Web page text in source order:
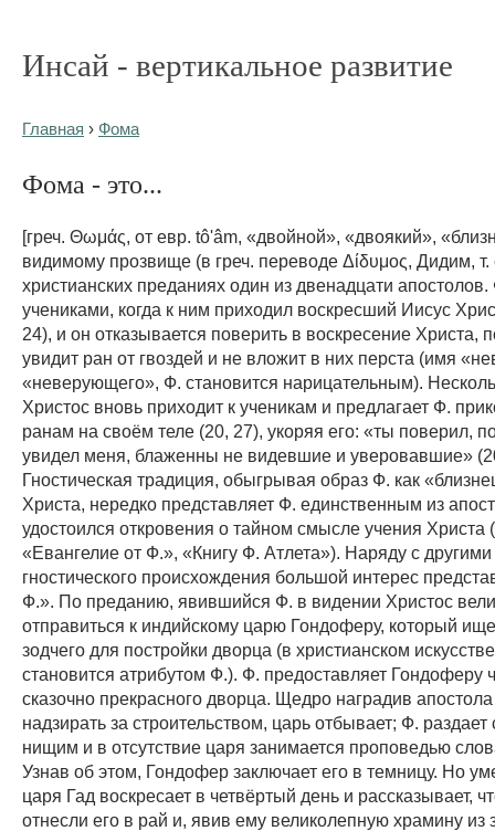
Инсай - вертикальное развитие
Главная › Фома
Фома - это...
[греч. Θωμάς, от евр. tô'âm, «двойной», «двоякий»,
видимому прозвище (в греч. переводе Δίδυμος, Дидим, т.
христианских преданиях один из двенадцати
учениками, когда к ним приходил воскресший Иисус
24), и он отказывается поверить в воскресение Христа,
увидит ран от гвоздей и не вложит в них перста (имя
«неверующего», Ф. становится нарицательным).
Христос вновь приходит к ученикам и предлагает Ф.
ранам на своём теле (20, 27), укоряя его: «ты поверил,
увидел меня, блаженны не видевшие и уверовавшие»
Гностическая традиция, обыгрывая образ Ф. как
Христа, нередко представляет Ф. единственным из
удостоился откровения о тайном смысле учения Христа
«Евангелие от Ф.», «Книгу Ф. Атлета»). Наряду с
гностического происхождения большой интерес
Ф.». По преданию, явившийся Ф. в видении Христос
отправиться к индийскому царю Гондоферу, который
зодчего для постройки дворца (в христианском
становится атрибутом Ф.). Ф. предоставляет Гондоферу
сказочно прекрасного дворца. Щедро наградив
надзирать за строительством, царь отбывает; Ф.
нищим и в отсутствие царя занимается проповедью
Узнав об этом, Гондофер заключает его в темницу. Но
царя Гад воскресает в четвёртый день и рассказывает,
отнесли его в рай и, явив ему великолепную храмину из